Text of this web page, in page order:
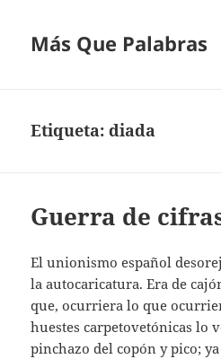
Más Que Palabras
Etiqueta:diada
Guerra de
El unionismo español
la autocaricatura. Era de
que, ocurriera lo que
huestes carpetovetónicas lo
pinchazo del copón y pico;